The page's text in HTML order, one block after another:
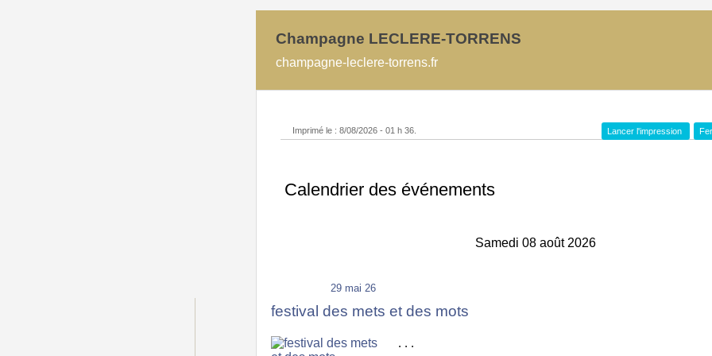
Champagne LECLERE-TORRENS
champagne-leclere-torrens.fr
Imprimé le : 8/08/2026 - 01 h 36. Lancer l'impression
Calendrier des événements
Samedi 08 août 2026
29 mai 26
festival des mets et des mots
. . .